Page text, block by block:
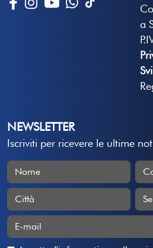
a
NEWSLETTER
Iscriviti per ricevere le ultime